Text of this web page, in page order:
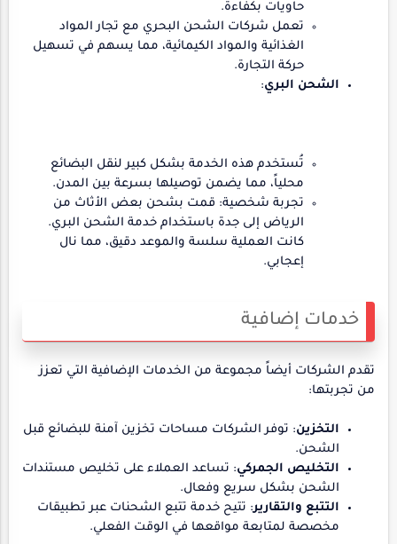
حاويات بكفاءة.
تعمل شركات الشحن البحري مع تجار المواد
الغذائية والمواد الكيمائية، مما يسهم في تسهيل
حركة التجارة.
الشحن البري:
تُستخدم هذه الخدمة بشكل كبير لنقل البضائع
محلياً، مما يضمن توصيلها بسرعة بين المدن.
تجربة شخصية: قمت بشحن بعض الأثاث من
الرياض إلى جدة باستخدام خدمة الشحن البري.
كانت العملية سلسة والموعد دقيق، مما نال
إعجابي.
خدمات إضافية
تقدم الشركات أيضاً مجموعة من الخدمات الإضافية التي تعزز
من تجربتها:
التخزين: توفر الشركات مساحات تخزين آمنة للبضائع قبل
الشحن.
التخليص الجمركي: تساعد العملاء على تخليص مستندات
الشحن بشكل سريع وفعال.
التتبع والتقارير: تتيح خدمة تتبع الشحنات عبر تطبيقات
مخصصة لمتابعة مواقعها في الوقت الفعلي.